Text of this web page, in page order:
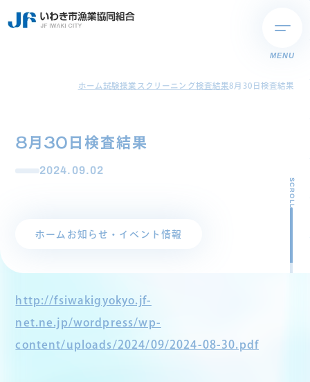
MENU
ホーム試験操業スクリーニング検査結果8月30日検査結果
8月30日検査結果
2024.09.02
ホーム お知らせ・イベント情報
SCROLL
http://fsiwakigyokyo.jf-
net.ne.jp/wordpress/wp-
content/uploads/2024/09/2024-08-30.pdf